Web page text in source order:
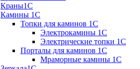
Краны1С
Камины 1C
Топки для каминов 1C
Электрокамины 1С
Электрические топки 1C
Порталы для каминов 1С
Мраморные камины 1C